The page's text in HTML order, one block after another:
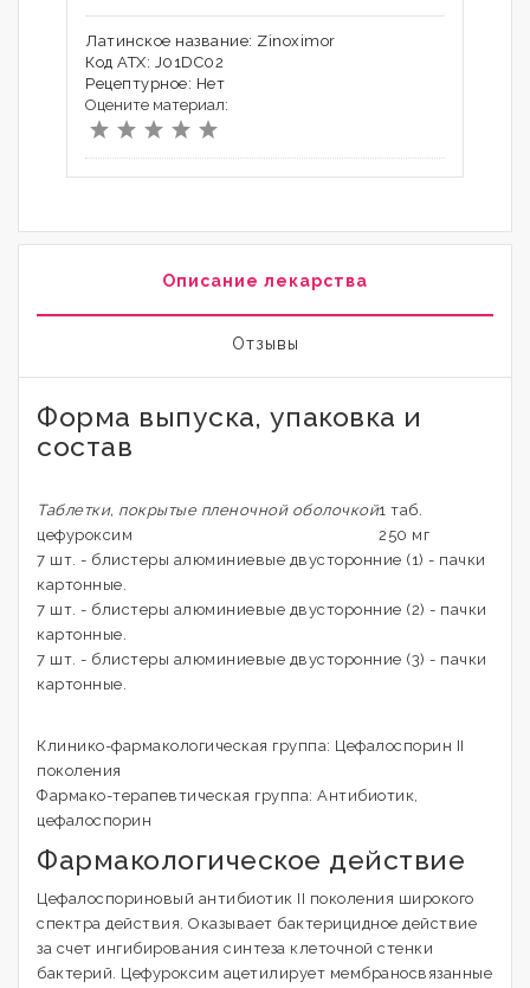
Латинское название: Zinoximor
Код АТХ: J01DC02
Рецептурное: Нет
Оцените материал:
Описание лекарства
Отзывы
Форма выпуска, упаковка и
состав
Таблетки, покрытые пленочной оболочкой1 таб.
цефуроксим
250 мг
7 шт. - блистеры алюминиевые двусторонние (1) - пачки
картонные.
7 шт. - блистеры алюминиевые двусторонние (2) - пачки
картонные.
7 шт. - блистеры алюминиевые двусторонние (3) - пачки
картонные.
Клинико-фармакологическая группа: Цефалоспорин II
поколения
Фармако-терапевтическая группа: Антибиотик,
цефалоспорин
Фармакологическое действие
Цефалоспориновый антибиотик II поколения широкого
спектра действия. Оказывает бактерицидное действие
за счет ингибирования синтеза клеточной стенки
бактерий. Цефуроксим ацетилирует мембраносвязанные